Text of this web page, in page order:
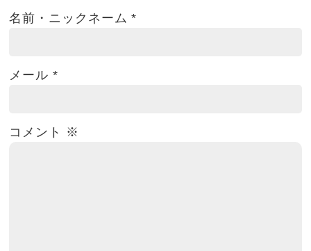
名前・ニックネーム*
メール*
コメント ※